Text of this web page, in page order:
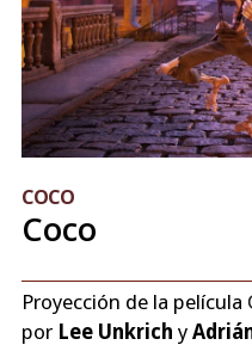
COCO
Coco
Proyección de la película
por Lee Unkrich y